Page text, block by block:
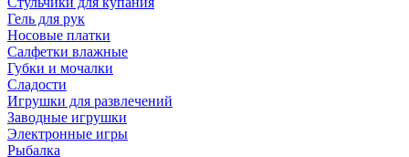
Гель для рук
Носовые платки
Салфетки влажные
Губки и мочалки
Сладости
Игрушки для развлечений
Заводные игрушки
Электронные игры
Рыбалка